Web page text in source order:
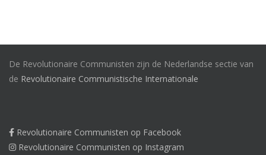
De Revolutionaire Communisten zijn de Nederlandse sectie van
de Revolutionaire Communistische Internationale
Revolutionaire Communisten op Facebook
Revolutionaire Communisten op Instagram